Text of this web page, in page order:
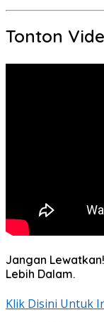
Tonton
Jangan
Lebih Dalam.
Klik Disini Untuk